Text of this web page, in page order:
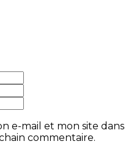
e-mail et mon site dans
commentaire.